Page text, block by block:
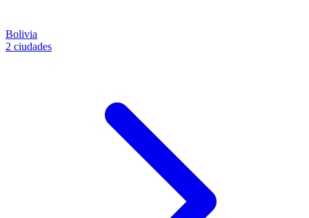
Bolivia
2 ciudades